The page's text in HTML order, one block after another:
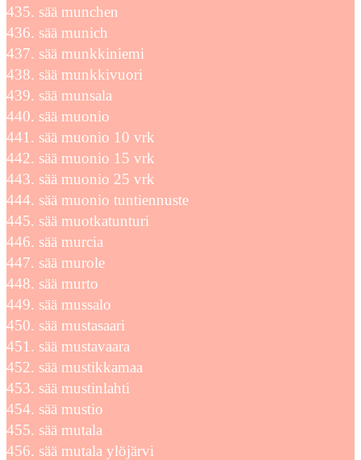
sää munchen
sää munich
sää munkkiniemi
sää munkkivuori
sää munsala
sää muonio
sää muonio 10 vrk
sää muonio 15 vrk
sää muonio 25 vrk
sää muonio tuntiennuste
sää muotkatunturi
sää murcia
sää murole
sää murto
sää mussalo
sää mustasaari
sää mustavaara
sää mustikkamaa
sää mustinlahti
sää mustio
sää mutala
sää mutala ylöjärvi